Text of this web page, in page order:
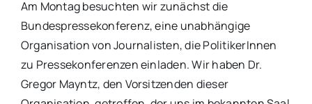
Am Montag besuchten wir zunächst die
Bundespressekonferenz, eine unabhängige
Organisation von Journalisten, die PolitikerInnen
zu Pressekonferenzen einladen. Wir haben Dr.
Gregor Mayntz, den Vorsitzenden dieser